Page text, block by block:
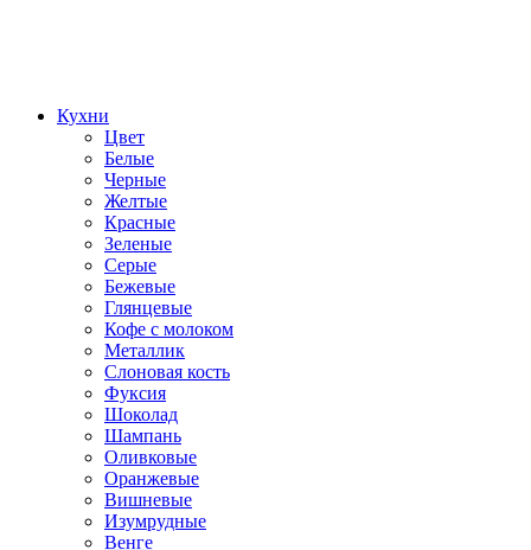
Кухни
Цвет
Белые
Черные
Желтые
Красные
Зеленые
Серые
Бежевые
Глянцевые
Кофе с молоком
Металлик
Слоновая кость
Фуксия
Шоколад
Шампань
Оливковые
Оранжевые
Вишневые
Изумрудные
Венге